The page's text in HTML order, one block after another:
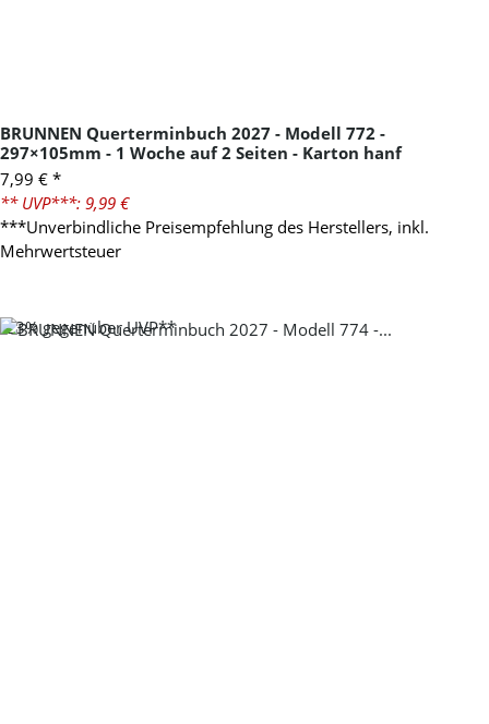
BRUNNEN Querterminbuch 2027 - Modell 772 -
297×105mm - 1 Woche auf 2 Seiten - Karton hanf
7,99 € *
** UVP***: 9,99 €
***Unverbindliche Preisempfehlung des Herstellers, inkl.
Mehrwertsteuer
-23%gegenüber UVP**